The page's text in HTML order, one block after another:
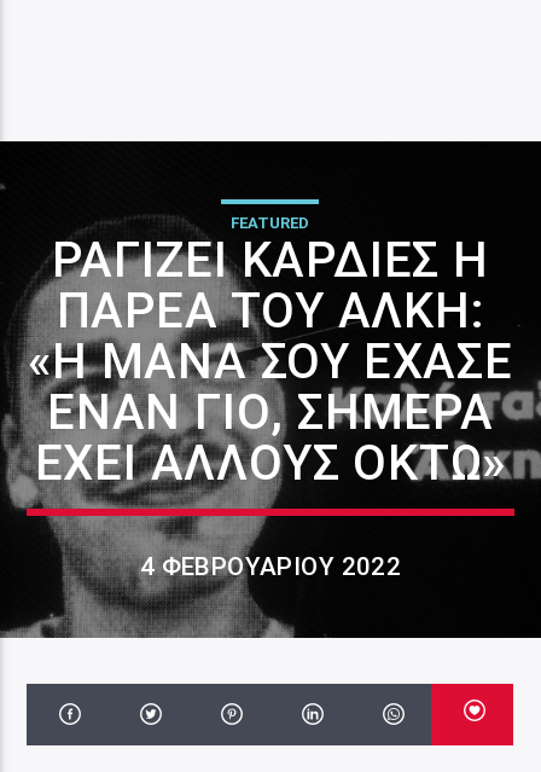
FEATURED
ΡΑΓΊΖΕΙ ΚΑΡΔΙΈΣ Η
ΠΑΡΈΑ ΤΟΥ ΆΛΚΗ:
«Η ΜΆΝΑ ΣΟΥ ΈΧΑΣΕ
ΈΝΑΝ ΓΙΟ, ΣΉΜΕΡΑ
ΈΧΕΙ ΆΛΛΟΥΣ ΟΚΤΏ»
4 ΦΕΒΡΟΥΑΡΊΟΥ 2022